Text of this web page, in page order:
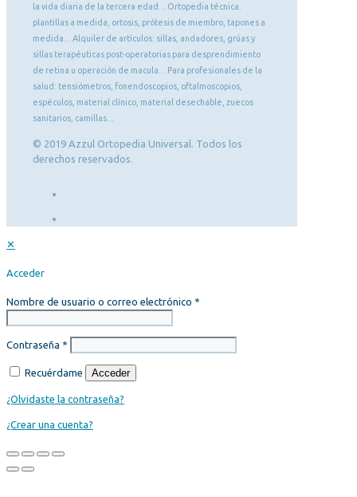
la vida diaria de la tercera edad... Ortopedia técnica:
plantillas a medida, ortosis, prótesis de miembro, tapones a
medida... Alquiler de artículos: sillas, andadores, grúas y
sillas terapéuticas post-operatorias para desprendimiento
de retina u operación de macula... Para profesionales de la
salud: tensiómetros, fonendoscopios, oftalmoscopios,
espéculos, material clínico, material desechable, zuecos
sanitarios, camillas...
© 2019 Azzul Ortopedia Universal. Todos los
derechos reservados.
✕
Acceder
Nombre de usuario o correo electrónico *
Contraseña *
Recuérdame Acceder
¿Olvidaste la contraseña?
¿Crear una cuenta?